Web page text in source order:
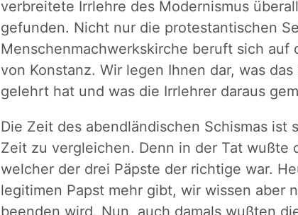
verbreitete Irrlehre des Modernismus
gefunden. Nicht nur die protestantischen
Menschenmachwerkskirche beruft sich auf
von Konstanz. Wir legen Ihnen dar, was
gelehrt hat und was die Irrlehrer daraus
Die Zeit des abendländischen Schismas ist
Zeit zu vergleichen. Denn in der Tat wußte
welcher der drei Päpste der richtige war.
legitimen Papst mehr gibt, wir wissen aber
beenden wird. Nun, auch damals wußten